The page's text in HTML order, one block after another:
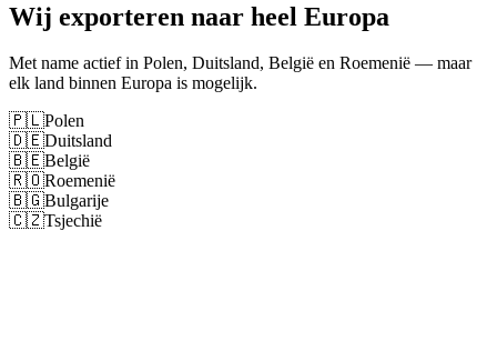
Wij exporteren naar heel Europa
Met name actief in Polen, Duitsland, België en Roemenië — maar
elk land binnen Europa is mogelijk.
🇵🇱Polen
🇩🇪Duitsland
🇧🇪België
🇷🇴Roemenië
🇧🇬Bulgarije
🇨🇿Tsjechië